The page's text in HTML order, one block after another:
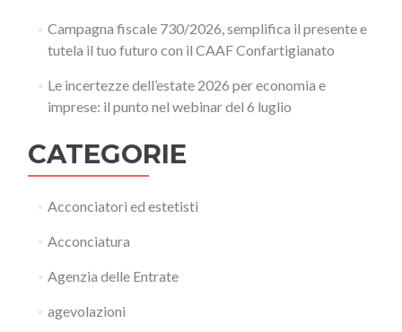
Campagna fiscale 730/2026, semplifica il presente e
tutela il tuo futuro con il CAAF Confartigianato
Le incertezze dell’estate 2026 per economia e
imprese: il punto nel webinar del 6 luglio
CATEGORIE
Acconciatori ed estetisti
Acconciatura
Agenzia delle Entrate
agevolazioni